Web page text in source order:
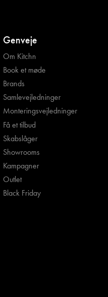
Genveje
Om Kitchn
Book et møde
Brands
Samlevejledninger
Monteringsvejledninger
Få et tilbud
Skabslåger
Showrooms
Kampagner
Outlet
Black Friday